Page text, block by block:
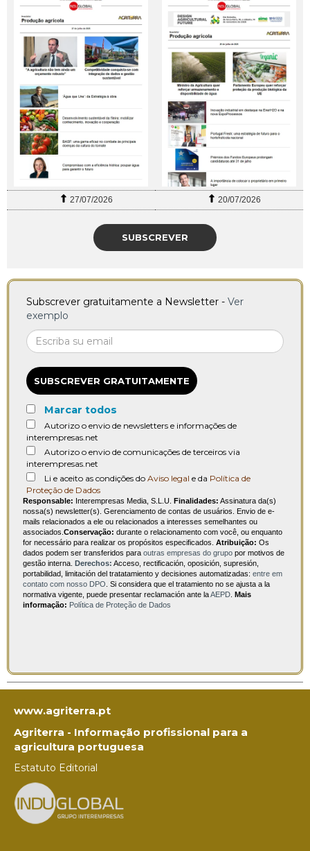
27/07/2026 20/07/2026
SUBSCREVER
Subscrever gratuitamente a Newsletter - Ver
exemplo
SUBSCREVER GRATUITAMENTE
Marcar todos
Autorizo o envio de newsletters e informações de
interempresas.net
Autorizo o envio de comunicações de terceiros via
interempresas.net
Li e aceito as condições do Aviso legal e da Política de
Proteção de Dados
Responsable: Interempresas Media, S.L.U. Finalidades: Assinatura da(s)
nossa(s) newsletter(s). Gerenciamento de contas de usuários. Envio de e-
mails relacionados a ele ou relacionados a interesses semelhantes ou
associados. Conservação: durante o relacionamento com você, ou enquanto
for necessário para realizar os propósitos especificados. Atribuição: Os
dados podem ser transferidos para outras empresas do grupo por motivos de
gestão interna. Derechos: Acceso, rectificación, oposición, supresión,
portabilidad, limitación del tratatamiento y decisiones automatizadas: entre em
contato com nosso DPO . Si considera que el tratamiento no se ajusta a la
normativa vigente, puede presentar reclamación ante laAEPD Mais
informação: Política de Proteção de Dados
www.agriterra.pt
Agriterra - Informação profissional para a
agricultura portuguesa
Estatuto Editorial